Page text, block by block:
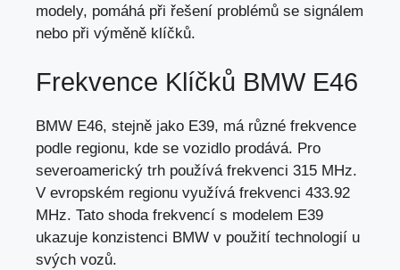
modely, pomáhá při řešení problémů se signálem
nebo při výměně klíčků.
Frekvence Klíčků BMW E46
BMW E46, stejně jako E39, má různé frekvence
podle regionu, kde se vozidlo prodává. Pro
severoamerický trh používá frekvenci 315 MHz.
V evropském regionu využívá frekvenci 433.92
MHz. Tato shoda frekvencí s modelem E39
ukazuje konzistenci BMW v použití technologií u
svých vozů.